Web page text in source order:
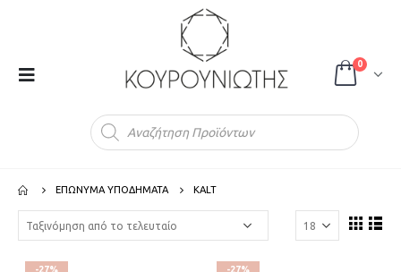
0
ΕΠΩΝΥΜΑ ΥΠΟΔΗΜΑΤΑ KALT
-27% -27%